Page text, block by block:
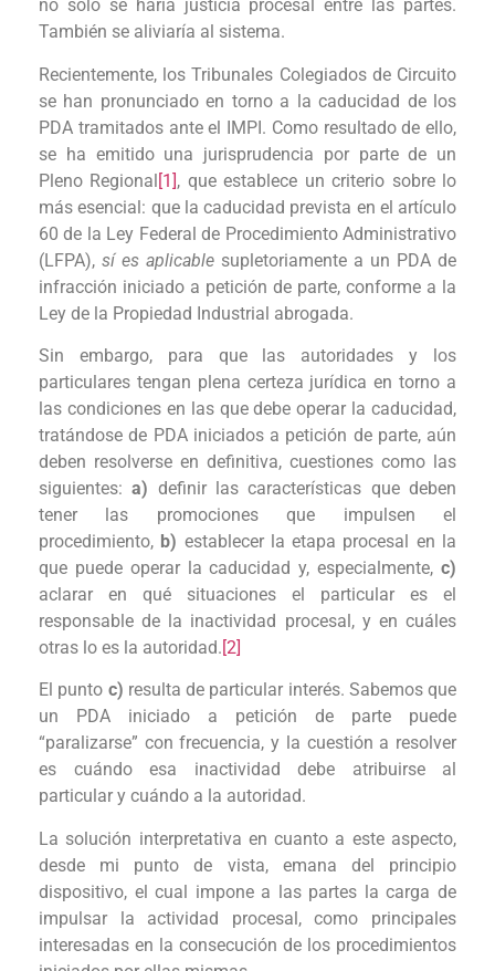
no solo se haría justicia procesal entre las partes.
También se aliviaría al sistema.
Recientemente, los Tribunales Colegiados de Circuito
se han pronunciado en torno a la caducidad de los
PDA tramitados ante el IMPI. Como resultado de ello,
se ha emitido una jurisprudencia por parte de un
Pleno Regional[1], que establece un criterio sobre lo
más esencial: que la caducidad prevista en el artículo
60 de la Ley Federal de Procedimiento Administrativo
(LFPA), sí es aplicable supletoriamente a un PDA de
infracción iniciado a petición de parte, conforme a la
Ley de la Propiedad Industrial abrogada.
Sin embargo, para que las autoridades y los
particulares tengan plena certeza jurídica en torno a
las condiciones en las que debe operar la caducidad,
tratándose de PDA iniciados a petición de parte, aún
deben resolverse en definitiva, cuestiones como las
siguientes:a) definir las características que deben
tener las promociones que impulsen el
procedimiento, b) establecer la etapa procesal en la
que puede operar la caducidad y, especialmente, c)
aclarar en qué situaciones el particular es el
responsable de la inactividad procesal, y en cuáles
otras lo es la autoridad.[2]
El punto c) resulta de particular interés. Sabemos que
un PDA iniciado a petición de parte puede
“paralizarse” con frecuencia, y la cuestión a resolver
es cuándo esa inactividad debe atribuirse al
particular y cuándo a la autoridad.
La solución interpretativa en cuanto a este aspecto,
desde mi punto de vista, emana del principio
dispositivo, el cual impone a las partes la carga de
impulsar la actividad procesal, como principales
interesadas en la consecución de los procedimientos